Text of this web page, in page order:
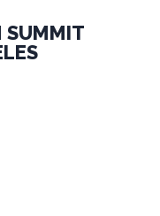
SUMMIT